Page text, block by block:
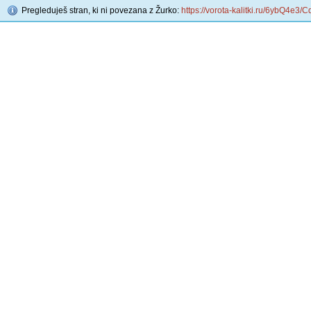
Pregleduješ stran, ki ni povezana z Žurko: https://vorota-kalitki.ru/6ybQ4e3/